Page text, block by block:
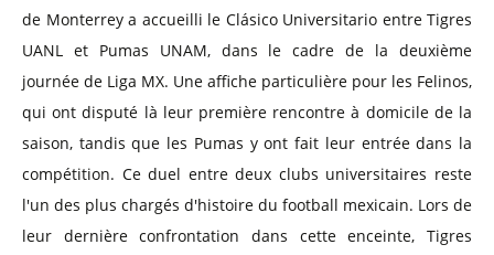
de Monterrey a accueilli le Clásico Universitario entre Tigres
UANL et Pumas UNAM, dans le cadre de la deuxième
journée de Liga MX. Une affiche particulière pour les Felinos,
qui ont disputé là leur première rencontre à domicile de la
saison, tandis que les Pumas y ont fait leur entrée dans la
compétition. Ce duel entre deux clubs universitaires reste
l'un des plus chargés d'histoire du football mexicain. Lors de
leur dernière confrontation dans cette enceinte, Tigres